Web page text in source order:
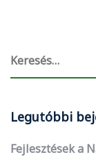
Legutóbbi
Fejlesztések a